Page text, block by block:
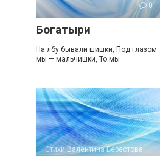
0
Богатыри
На лбу бывали шишки, Под
мы — мальчишки, То мы
Стихи Валентина Берестова